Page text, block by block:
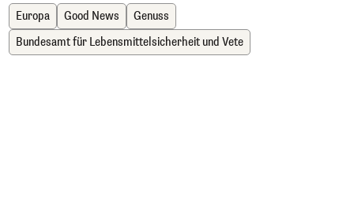
Europa Good News
Genuss
Bundesamt für Lebensmittelsicherheit und Vete